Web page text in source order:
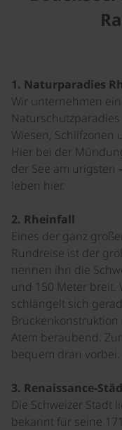
1. Naturparadies
Wir unternehmen
Wiesen, Schilfzonen
Hier bei der
der See am urigsten
leben hier.
2. Rheinfall
Eines der ganz
Rundreise ist der
nennen ihn die
und 150 Meter breit.
schlängelt sich
Atem beraubend.
bequem dran vorbei.
3. Renaissance-
Die Schweizer Stadt
bekannt für seine